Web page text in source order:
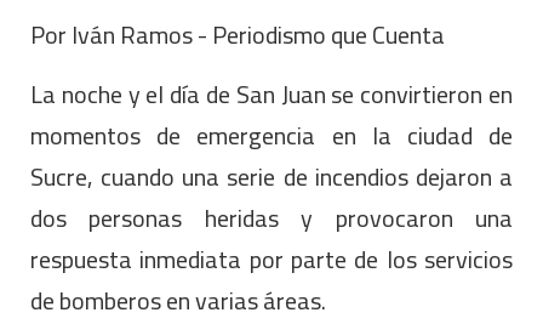
Por Iván Ramos - Periodismo que Cuenta
La noche y el día de San Juan se convirtieron en
momentos de emergencia en la ciudad de
Sucre, cuando una serie de incendios dejaron a
dos personas heridas y provocaron una
respuesta inmediata por parte de los servicios
de bomberos en varias áreas.